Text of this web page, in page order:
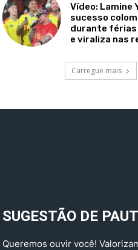
Vídeo: Lamine
sucesso
durante férias
e viraliza nas
Carregue mais
SUGESTÃO DE
Queremos ouvir você!